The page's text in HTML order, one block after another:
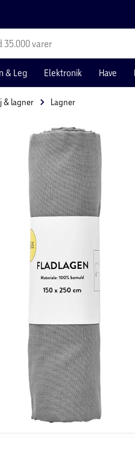
35.000 varer
& Leg Elektronik Have
& lagner Lagner